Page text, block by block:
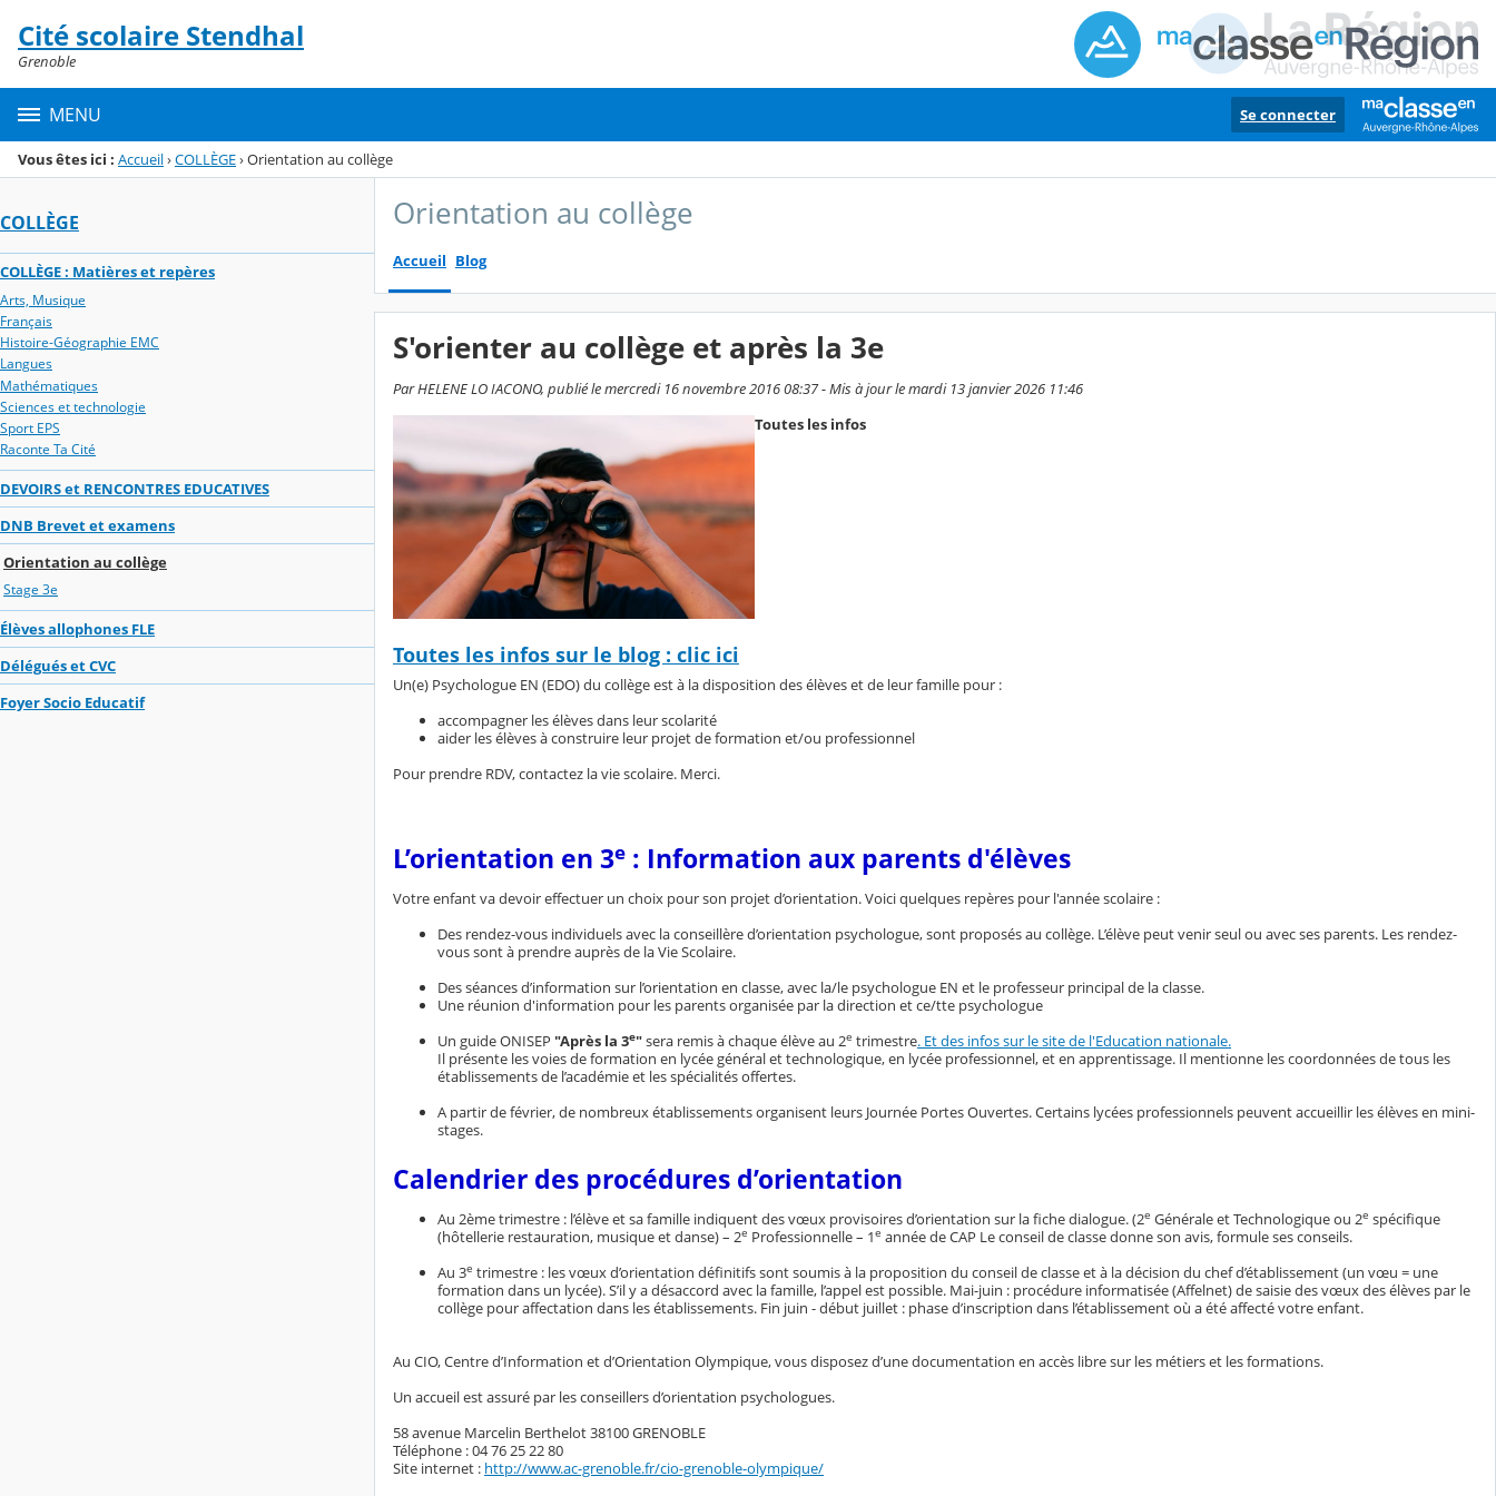
Menu de la rubrique
Contenu
Cité scolaire Stendhal
Grenoble
MENU Se connecter
Vous êtes ici : Accueil›COLLÈGE›Orientation au collège
COLLÈGE
COLLÈGE : Matières et repères
Arts, Musique
Français
Histoire-Géographie EMC
Langues
Mathématiques
Sciences et technologie
Sport EPS
Raconte Ta Cité
DEVOIRS et RENCONTRES EDUCATIVES
DNB Brevet et examens
Orientation au collège
Stage 3e
Élèves allophones FLE
Délégués et CVC
Foyer Socio Educatif
Orientation au collège
Accueil Blog
S'orienter au collège et après la 3e
Par HELENE LO IACONO, publié le mercredi 16 novembre 2016 08:37 - Mis à jour le mardi 13 janvier 2026 11:46
Toutes les infos
Toutes les infos sur le blog : clic ici
Un(e) Psychologue EN (EDO) du collège est à la disposition des élèves et de leur famille pour :
accompagner les élèves dans leur scolarité
aider les élèves à construire leur projet de formation et/ou professionnel
Pour prendre RDV, contactez la vie scolaire. Merci.
L’orientation en 3e : Information aux parents d'élèves
Votre enfant va devoir effectuer un choix pour son projet d’orientation. Voici quelques repères pour l'année scolaire :
Des rendez-vous individuels avec la conseillère d’orientation psychologue, sont proposés au collège. L’élève peut venir seul ou avec ses parents. Les rendez-
vous sont à prendre auprès de la Vie Scolaire.
Des séances d’information sur l’orientation en classe, avec la/le psychologue EN et le professeur principal de la classe.
Une réunion d'information pour les parents organisée par la direction et ce/tte psychologue
Un guide ONISEP "Après la 3e"sera remis à chaque élève au 2e trimestre. Et des infos sur le site de l'Education nationale.
Il présente les voies de formation en lycée général et technologique, en lycée professionnel, et en apprentissage. Il mentionne les coordonnées de tous les
établissements de l’académie et les spécialités offertes.
A partir de février, de nombreux établissements organisent leurs Journée Portes Ouvertes. Certains lycées professionnels peuvent accueillir les élèves en mini-
stages.
Calendrier des procédures d’orientation
Au 2ème trimestre : l’élève et sa famille indiquent des vœux provisoires d’orientation sur la fiche dialogue. (2e Générale et Technologique ou 2e spécifique
(hôtellerie restauration, musique et danse) – 2e Professionnelle – 1e année de CAP Le conseil de classe donne son avis, formule ses conseils.
Au 3e trimestre : les vœux d’orientation définitifs sont soumis à la proposition du conseil de classe et à la décision du chef d’établissement (un vœu = une
formation dans un lycée). S’il y a désaccord avec la famille, l’appel est possible. Mai-juin : procédure informatisée (Affelnet) de saisie des vœux des élèves par le
collège pour affectation dans les établissements. Fin juin - début juillet : phase d’inscription dans l’établissement où a été affecté votre enfant.
Au CIO, Centre d’Information et d’Orientation Olympique, vous disposez d’une documentation en accès libre sur les métiers et les formations.
Un accueil est assuré par les conseillers d’orientation psychologues.
58 avenue Marcelin Berthelot 38100 GRENOBLE
Téléphone : 04 76 25 22 80
Site internet : http://www.ac-grenoble.fr/cio-grenoble-olympique/